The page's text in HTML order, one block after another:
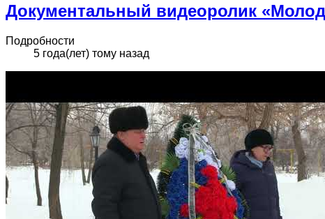
Документальный видеоролик
Подробности
5 года(лет) тому назад